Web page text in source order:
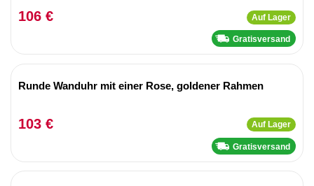
106 € Auf Lager
Gratisversand
Runde Wanduhr mit einer Rose, goldener Rahmen
103 € Auf Lager
Gratisversand